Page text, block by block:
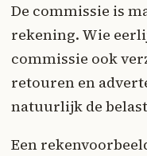
De commissie is
rekening. Wie
commissie ook
retouren en
natuurlijk de
Een